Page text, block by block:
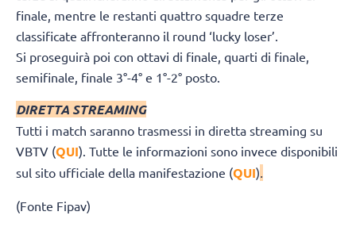
finale, mentre le restanti quattro squadre terze
classificate affronteranno il round ‘lucky loser’.
Si proseguirà poi con ottavi di finale, quarti di finale,
semifinale, finale 3°-4° e 1°-2° posto.
DIRETTA STREAMING
Tutti i match saranno trasmessi in diretta streaming su
VBTV (QUI). Tutte le informazioni sono invece disponibili
sul sito ufficiale della manifestazione (QUI).
(Fonte Fipav)